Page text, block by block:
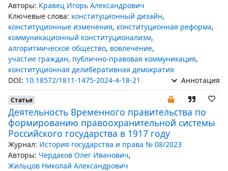
Авторы: Кравец Игорь Александрович
Ключевые слова: конституционный дизайн,
конституционные изменения, конституционная реформа,
коммуникационный конституционализм,
алгоритмическое общество, вовлечение,
участие граждан, публично-правовая коммуникация,
конституционная делиберативная демократия
DOI: 10.18572/1811-1475-2024-4-18-21 Аннотация
Статья
Деятельность Временного правительства по
формированию правоохранительной системы
Российского государства в 1917 году
Журнал: История государства и права № 08/2023
Авторы: Чердаков Олег Иванович,
Жильцов Николай Александрович